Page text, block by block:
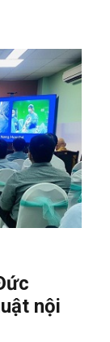
nội